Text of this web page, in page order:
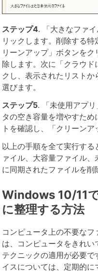
ステップ4. 「大きなファ
リックします。削除する
リーンアップ」ボタンを
除します。次に「クラウ
クし、表示されたリスト
選びます。
ステップ5. 「未使用アプ
タの空き容量を増やすた
トを確認し、「クリーンア
以上の手順を全て実行す
ァイル、大容量ファイル
に同期されたファイルを削
Windows 10/11
に整理する方法
コンピュータ上の不要な
は、コンピュータをきれ
テクニックの適用が必要
イスについては、定期的に